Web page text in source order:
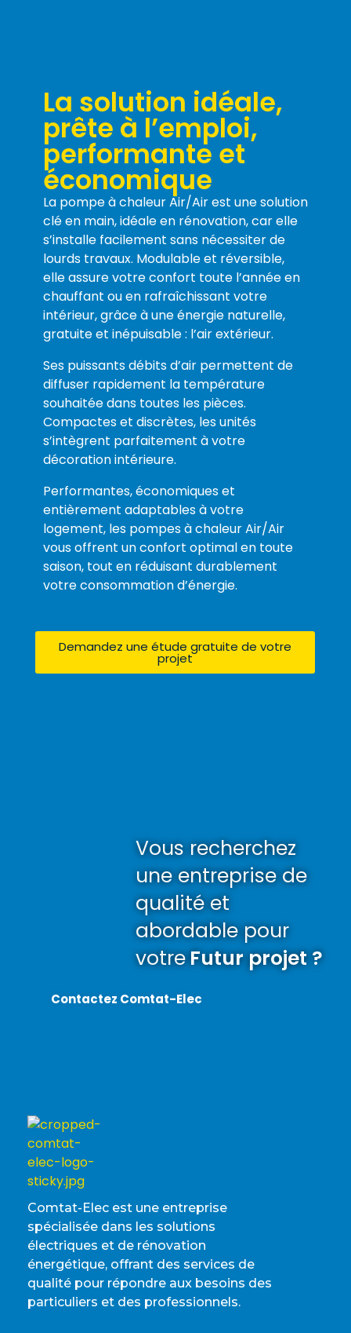
La solution idéale,
prête à l’emploi,
performante et
économique
La pompe à chaleur Air/Air est une solution
clé en main, idéale en rénovation, car elle
s’installe facilement sans nécessiter de
lourds travaux. Modulable et réversible,
elle assure votre confort toute l’année en
chauffant ou en rafraîchissant votre
intérieur, grâce à une énergie naturelle,
gratuite et inépuisable : l’air extérieur.
Ses puissants débits d’air permettent de
diffuser rapidement la température
souhaitée dans toutes les pièces.
Compactes et discrètes, les unités
s’intègrent parfaitement à votre
décoration intérieure.
Performantes, économiques et
entièrement adaptables à votre
logement, les pompes à chaleur Air/Air
vous offrent un confort optimal en toute
saison, tout en réduisant durablement
votre consommation d’énergie.
Demandez une étude gratuite de votre
projet
Vous recherchez
une entreprise de
qualité et
abordable pour
votreFutur projet ?
Contactez Comtat-Elec
Comtat-Elec est une entreprise
spécialisée dans les solutions
électriques et de rénovation
énergétique, offrant des services de
qualité pour répondre aux besoins des
particuliers et des professionnels.